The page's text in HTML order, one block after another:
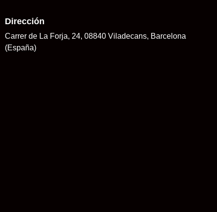
Dirección
Carrer de La Forja, 24, 08840 Viladecans, Barcelona
(España)